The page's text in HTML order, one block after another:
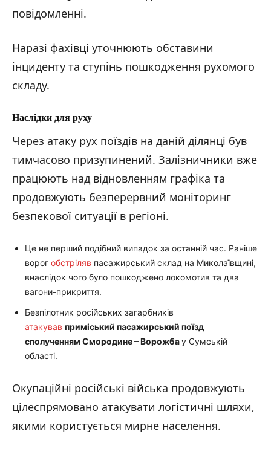
повідомленні.
Наразі фахівці уточнюють обставини
інциденту та ступінь пошкодження рухомого
складу.
Наслідки для руху
Через атаку рух поїздів на даній ділянці був
тимчасово призупинений. Залізничники вже
працюють над відновленням графіка та
продовжують безперервний моніторинг
безпекової ситуації в регіоні.
Це не перший подібний випадок за останній час. Раніше
ворог обстріляв пасажирський склад на Миколаївщині,
внаслідок чого було пошкоджено локомотив та два
вагони-прикриття.
Безпілотник російських загарбників
атакував приміський пасажирський поїзд
сполученням Смородине – Ворожбау Сумській
області.
Окупаційні російські війська продовжують
цілеспрямовано атакувати логістичні шляхи,
якими користується мирне населення.